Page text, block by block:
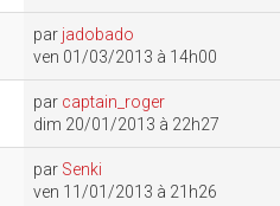
par jadobado
ven 01/03/2013 à 14h00
par captain_roger
dim 20/01/2013 à 22h27
par Senki
ven 11/01/2013 à 21h26